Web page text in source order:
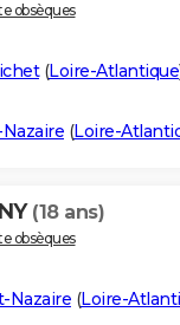
obsèques
(Loire-Atlantique
(Loire-
(18 ans)
obsèques
Nazaire (Loire-